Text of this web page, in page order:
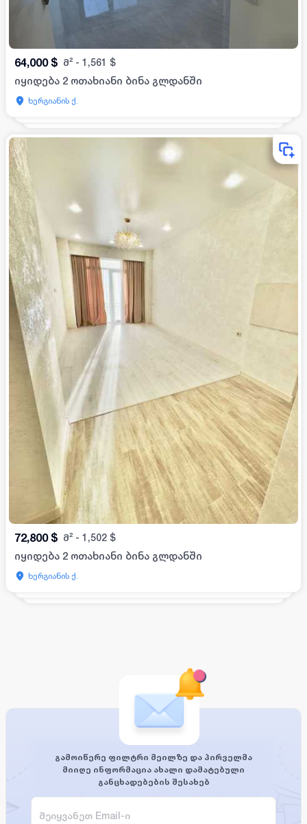
64,000 $ მ² - 1,561 $
იყიდება 2 ოთახიანი ბინა გლდანში
ხერგიანის ქ.
72,800 $ მ² - 1,502 $
იყიდება 2 ოთახიანი ბინა გლდანში
ხერგიანის ქ.
გამოიწერე ფილტრი მეილზე და პირველმა
მიიღე ინფორმაცია ახალი დამატებული
განცხადებების შესახებ